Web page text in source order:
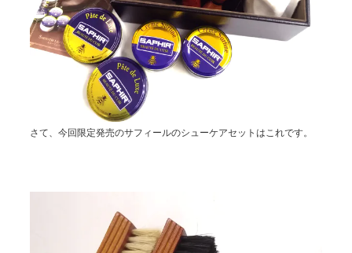
さて、今回限定発売のサフィールのシューケアセットはこれです。